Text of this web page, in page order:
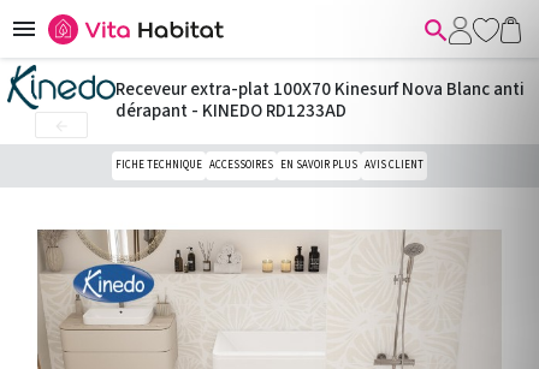
 
Receveur extra-plat 100X70 Kinesurf Nova Blanc anti
dérapant - KINEDO RD1233AD
FICHE TECHNIQUE ACCESSOIRES EN SAVOIR PLUS AVIS CLIENT